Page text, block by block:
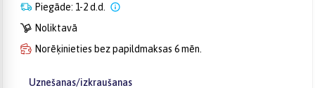
Piegāde: 1-2 d.d.
Noliktavā
Norēķinieties bez papildmaksas 6 mēn.
Uznešanas/izkraušanas